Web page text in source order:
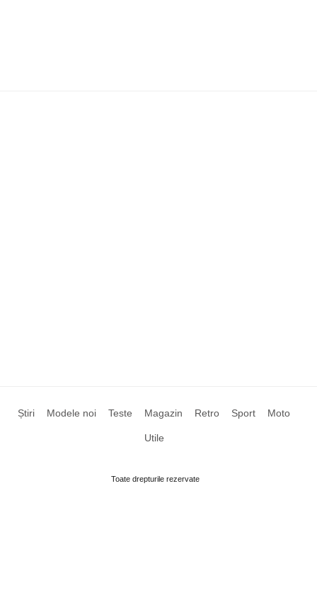
Știri Modele noi Teste Magazin Retro Sport Moto
Utile
Toate drepturile rezervate